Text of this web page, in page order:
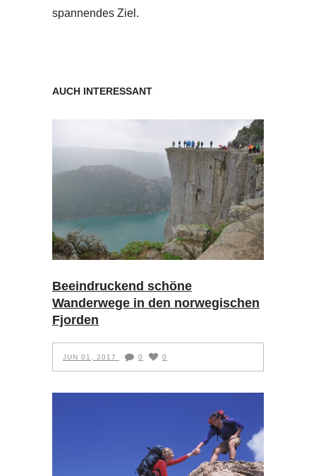
spannendes Ziel.
AUCH INTERESSANT
Beeindruckend schöne
Wanderwege in den norwegischen
Fjorden
JUN 01, 2017 0 0